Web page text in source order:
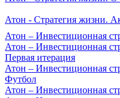
Атон - Стратегия жизни.
Атон – Инвестиционная
Атон – Инвестиционная
Первая итерация
Атон – Инвестиционная
Футбол
Атон – Инвестиционная